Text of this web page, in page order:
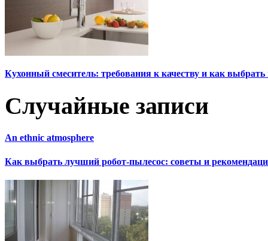
Кухонный смеситель: требования к качеству и как
Случайные записи
An ethnic atmosphere
Как выбрать лучший робот-пылесос: советы и